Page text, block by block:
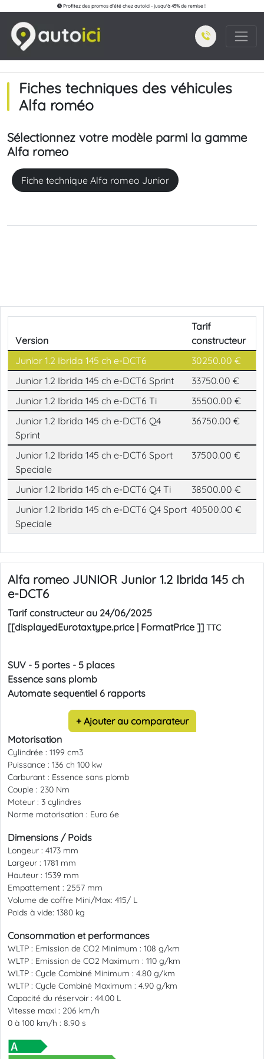
Profitez des promos d'été chez autoici - jusqu'à 45% de remise !
Fiches techniques des véhicules
Alfa roméo
Sélectionnez votre modèle parmi la gamme
Alfa romeo
Fiche technique Alfa romeo Junior
Version
Tarif
constructeur
Junior 1.2 Ibrida 145 ch e-DCT6
30250.00 €
Junior 1.2 Ibrida 145 ch e-DCT6 Sprint
33750.00 €
Junior 1.2 Ibrida 145 ch e-DCT6 Ti
35500.00 €
Junior 1.2 Ibrida 145 ch e-DCT6 Q4
Sprint
36750.00 €
Junior 1.2 Ibrida 145 ch e-DCT6 Sport
Speciale
37500.00 €
Junior 1.2 Ibrida 145 ch e-DCT6 Q4 Ti
38500.00 €
Junior 1.2 Ibrida 145 ch e-DCT6 Q4 Sport
Speciale
40500.00 €
Alfa romeo JUNIOR Junior 1.2 Ibrida 145 ch
e-DCT6
Tarif constructeur au 24/06/2025
[[displayedEurotaxtype.price | FormatPrice ]] TTC
SUV - 5 portes - 5 places
Essence sans plomb
Automate sequentiel 6 rapports
+ Ajouter au comparateur
Motorisation
Cylindrée : 1199 cm3
Puissance : 136 ch 100 kw
Carburant : Essence sans plomb
Couple : 230 Nm
Moteur : 3 cylindres
Norme motorisation : Euro 6e
Dimensions / Poids
Longeur : 4173 mm
Largeur : 1781 mm
Hauteur : 1539 mm
Empattement : 2557 mm
Volume de coffre Mini/Max: 415/ L
Poids à vide: 1380 kg
Consommation et performances
WLTP : Emission de CO2 Minimum : 108 g/km
WLTP : Emission de CO2 Maximum : 110 g/km
WLTP : Cycle Combiné Minimum : 4.80 g/km
WLTP : Cycle Combiné Maximum : 4.90 g/km
Capacité du réservoir : 44.00 L
Vitesse maxi : 206 km/h
0 à 100 km/h : 8.90 s